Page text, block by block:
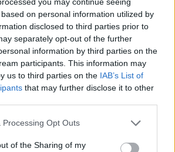
on personal information utilized by
disclosed to third parties prior to
separately opt-out of the further
information by third parties on the
participants. This information may
us to third parties on the IAB’s List of
that may further disclose it to other
website/app uses one or more Google
or usage behaviour. You may click to
Processing Opt Outs
of the Sharing of my